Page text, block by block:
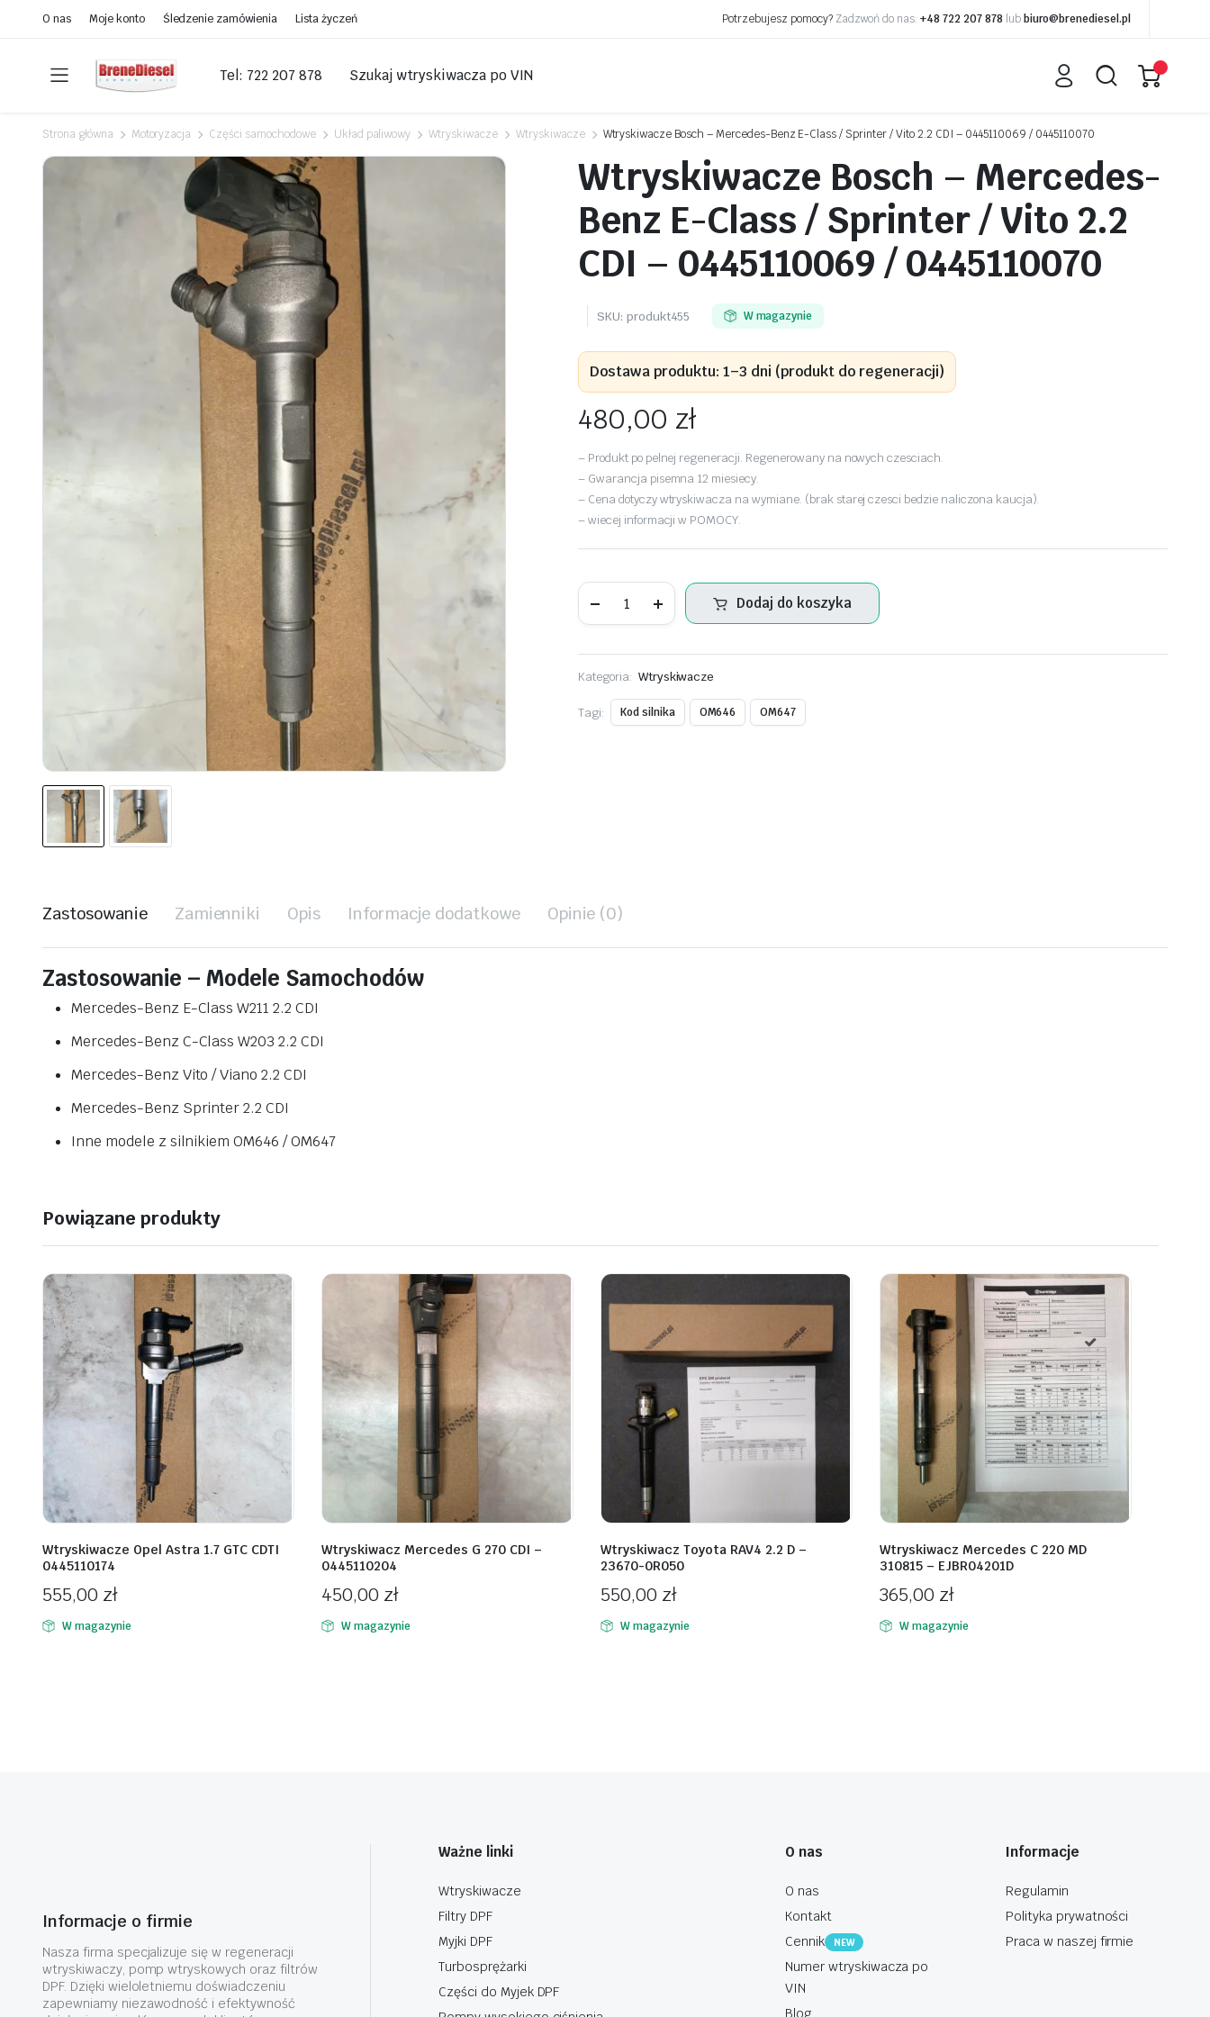
O nas Moje konto Śledzenie zamówienia Lista życzeń Potrzebujesz pomocy? Zadzwoń do nas: +48 722 207 878 lub biuro@brenediesel.pl
Tel: 722 207 878 Szukaj wtryskiwacza po VIN
Strona główna Motoryzacja Części samochodowe Układ paliwowy Wtryskiwacze Wtryskiwacze Wtryskiwacze Bosch – Mercedes-Benz E-Class / Sprinter / Vito 2.2 CDI – 0445110069 / 0445110070
Wtryskiwacze Bosch – Mercedes-
Benz E-Class / Sprinter / Vito 2.2
CDI – 0445110069 / 0445110070
SKU: produkt455 W magazynie
Dostawa produktu: 1–3 dni (produkt do regeneracji)
480,00 zł
– Produkt po pelnej regeneracji. Regenerowany na nowych czesciach.
– Gwarancja pisemna 12 miesiecy.
– Cena dotyczy wtryskiwacza na wymiane. (brak starej czesci bedzie naliczona kaucja).
– wiecej informacji w POMOCY.
Wtryskiwacze
Bosch
Benz
Class
Sprinter
Dodaj do koszyka
Kategoria: Wtryskiwacze
Tagi: Kod silnika OM646 OM647
Zastosowanie Zamienniki Opis Informacje dodatkowe Opinie (0)
Zastosowanie – Modele Samochodów
Mercedes-Benz E-Class W211 2.2 CDI
Mercedes-Benz C-Class W203 2.2 CDI
Mercedes-Benz Vito / Viano 2.2 CDI
Mercedes-Benz Sprinter 2.2 CDI
Inne modele z silnikiem OM646 / OM647
Powiązane produkty
Wtryskiwacze Opel Astra 1.7 GTC CDTI
0445110174
555,00 zł
W magazynie
Wtryskiwacz Mercedes G 270 CDI –
0445110204
450,00 zł
W magazynie
Wtryskiwacz Toyota RAV4 2.2 D –
23670-0R050
550,00 zł
W magazynie
Wtryskiwacz Mercedes C 220 MD
310815 – EJBR04201D
365,00 zł
W magazynie
Informacje o firmie
Nasza firma specjalizuje się w regeneracji
wtryskiwaczy, pomp wtryskowych oraz filtrów
DPF. Dzięki wieloletniemu doświadczeniu
zapewniamy niezawodność i efektywność
Ważne linki
Wtryskiwacze
Filtry DPF
Myjki DPF
Turbosprężarki
Części do Myjek DPF
O nas
O nas
Kontakt
Cennik
NEW
Numer wtryskiwacza po
VIN
Blog
Informacje
Regulamin
Polityka prywatności
Praca w naszej firmie